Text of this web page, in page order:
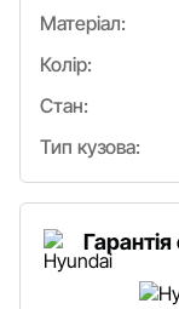
Матеріал:
Колір:
Стан:
Тип кузова:
Гарантія